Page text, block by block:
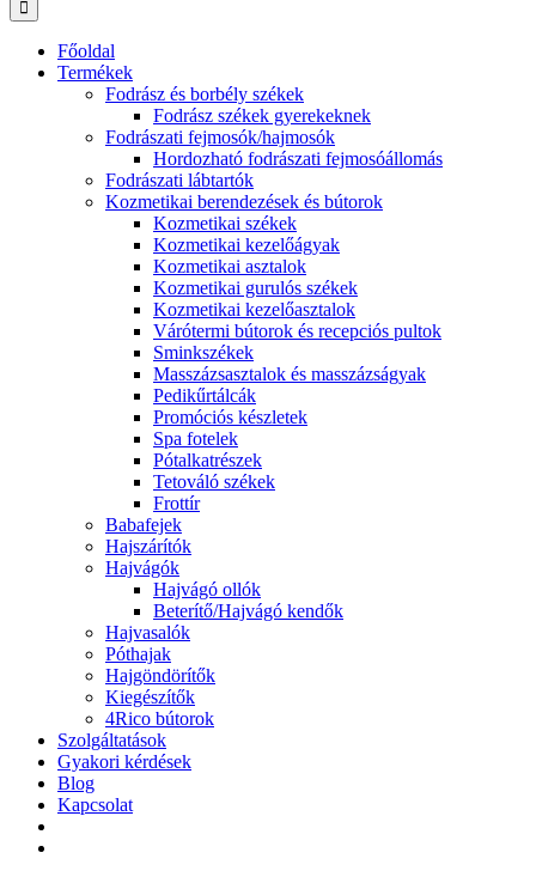
Főoldal
Termékek
Fodrász és borbély székek
Fodrász székek gyerekeknek
Fodrászati fejmosók/hajmosók
Hordozható fodrászati fejmosóállomás
Fodrászati lábtartók
Kozmetikai berendezések és bútorok
Kozmetikai székek
Kozmetikai kezelőágyak
Kozmetikai asztalok
Kozmetikai gurulós székek
Kozmetikai kezelőasztalok
Várótermi bútorok és recepciós pultok
Sminkszékek
Masszázsasztalok és masszázságyak
Pedikűrtálcák
Promóciós készletek
Spa fotelek
Pótalkatrészek
Tetováló székek
Frottír
Babafejek
Hajszárítók
Hajvágók
Hajvágó ollók
Beterítő/Hajvágó kendők
Hajvasalók
Póthajak
Hajgöndörítők
Kiegészítők
4Rico bútorok
Szolgáltatások
Gyakori kérdések
Blog
Kapcsolat